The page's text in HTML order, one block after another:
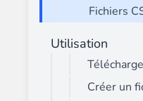
Fichiers
Utilisation
Créer un